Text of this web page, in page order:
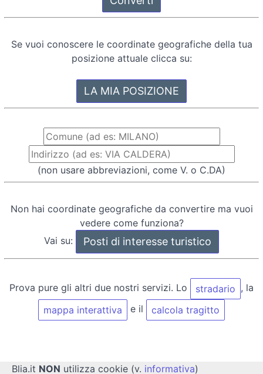
Se vuoi conoscere le coordinate geografiche della tua
posizione attuale clicca su:
(non usare abbreviazioni, come V. o C.DA)
Non hai coordinate geografiche da convertire ma vuoi
vedere come funziona?
Vai su:
Prova pure gli altri due nostri servizi. Lo stradario , la
mappa interattiva
e il calcola tragitto
Blia.it NON utilizza cookie (v. informativa)